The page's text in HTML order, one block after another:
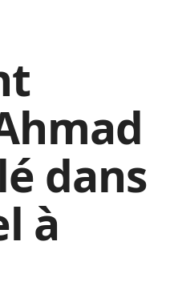
dans
à